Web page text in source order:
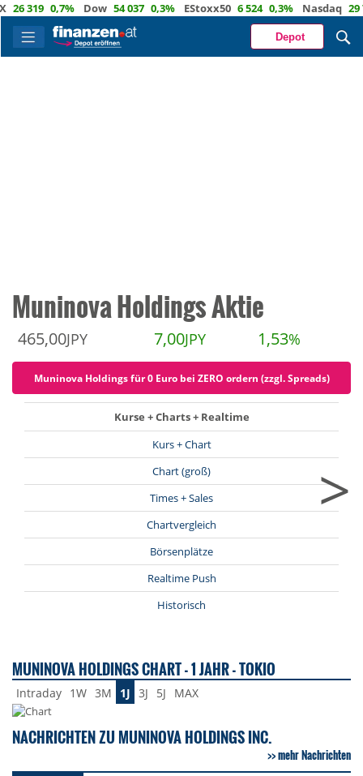
0,7% Dow 54 037 0,3% EStoxx50 6 524 0,3% Nasdaq 29 722
Depot
Muninova Holdings Aktie
465,00JPY 7,00JPY 1,53%
Muninova Holdings für 0 Euro bei ZERO ordern (zzgl. Spreads)
Kurse + Charts + Realtime
Kurs + Chart
Chart (groß)
Times + Sales
Chartvergleich
Börsenplätze
Realtime Push
Historisch
>
MUNINOVA HOLDINGS CHART - 1 JAHR - TOKIO
Intraday 1W 3M 1J 3J 5J MAX
NACHRICHTEN ZU MUNINOVA HOLDINGS INC.
mehr Nachrichten